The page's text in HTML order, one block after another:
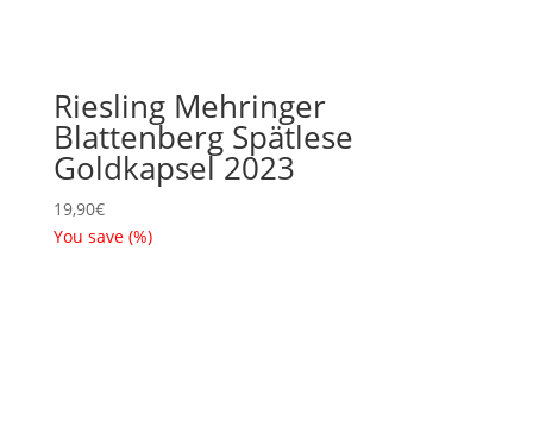
Riesling Mehringer
Blattenberg Spätlese
Goldkapsel 2023
19,90€
You save (%)